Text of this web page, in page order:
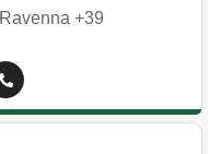
Ravenna +39